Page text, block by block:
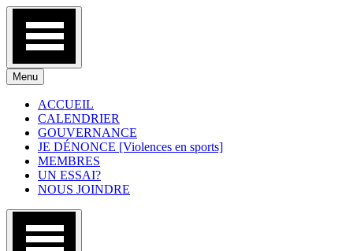
Skip
content
Menu
ACCUEIL
CALENDRIER
GOUVERNANCE
JE DÉNONCE [Violences en sports]
MEMBRES
UN ESSAI?
NOUS JOINDRE